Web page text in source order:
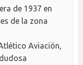
de 1937 en
de la zona
Aviación,